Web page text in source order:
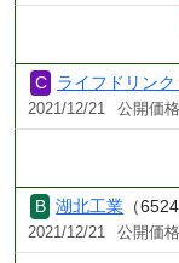
ライフドリン
2021/12/21 公開価
湖北工業 （6524
2021/12/21 公開価